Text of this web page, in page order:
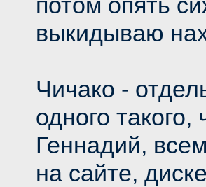
выкидываю
Чичако -
одного
Геннадий,
на сайте,